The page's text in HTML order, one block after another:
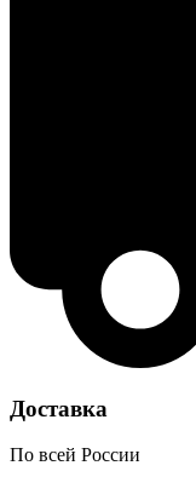
Доставка
По всей России